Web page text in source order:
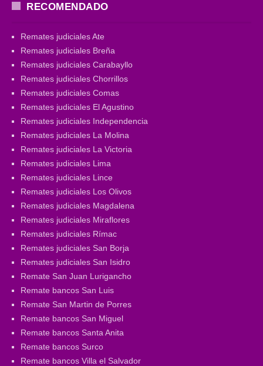
RECOMENDADO
Remates judiciales Ate
Remates judiciales Breña
Remates judiciales Carabayllo
Remates judiciales Chorrillos
Remates judiciales Comas
Remates judiciales El Agustino
Remates judiciales Independencia
Remates judiciales La Molina
Remates judiciales La Victoria
Remates judiciales Lima
Remates judiciales Lince
Remates judiciales Los Olivos
Remates judiciales Magdalena
Remates judiciales Miraflores
Remates judiciales Rímac
Remates judiciales San Borja
Remates judiciales San Isidro
Remate San Juan Lurigancho
Remate bancos San Luis
Remate San Martin de Porres
Remate bancos San Miguel
Remate bancos Santa Anita
Remate bancos Surco
Remate bancos Villa el Salvador